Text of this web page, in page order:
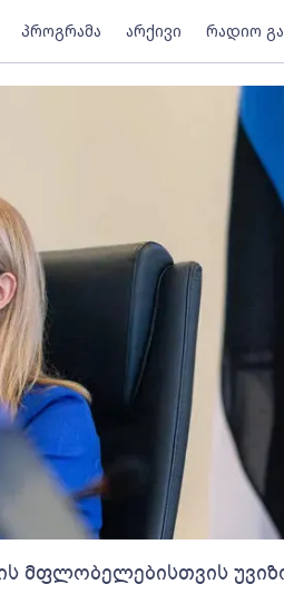
პროგრამა არქივი რადიო
მფლობელებისთვის